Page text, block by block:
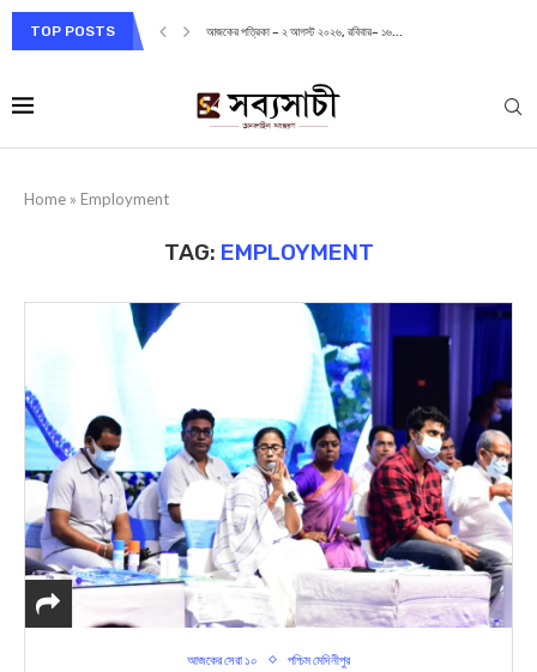
TOP POSTS আজকের পত্রিকা – ২ আগস্ট ২০২৬, রবিবার– ১৬...
Home » Employment
TAG: EMPLOYMENT
আজকের সেরা ১০ পশ্চিম মেদিনীপুর